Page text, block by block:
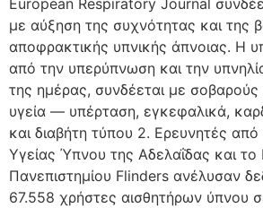
με αύξηση της συχνότητας και της
αποφρακτικής υπνικής άπνοιας. Η
από την υπερύπνωση και την
της ημέρας, συνδέεται με σοβαρούς
υγεία — υπέρταση, εγκεφαλικά,
και διαβήτη τύπου 2. Ερευνητές από
Υγείας Ύπνου της Αδελαΐδας και το
Πανεπιστημίου Flinders ανέλυσαν
67.558 χρήστες αισθητήρων ύπνου